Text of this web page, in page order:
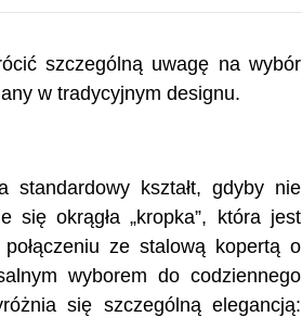
szczególną uwagę na wybór
w tradycyjnym designu.
standardowy kształt, gdyby nie
się okrągła „kropka”, która jest
ze stalową kopertą o
wyborem do codziennego
się szczególną elegancją: